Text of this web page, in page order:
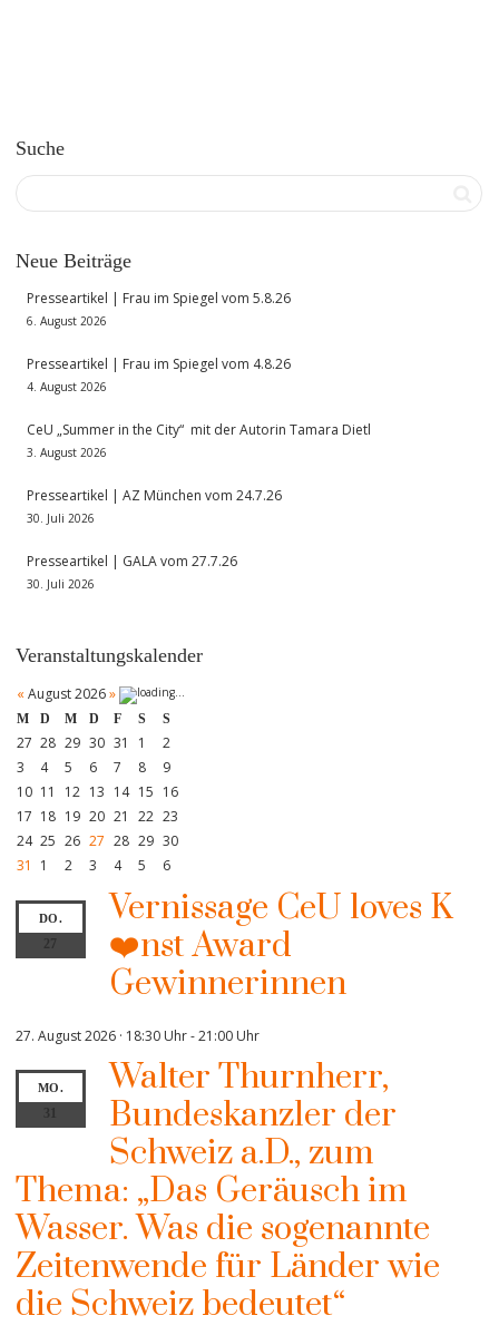
Suche
Neue Beiträge
Presseartikel | Frau im Spiegel vom 5.8.26
6. August 2026
Presseartikel | Frau im Spiegel vom 4.8.26
4. August 2026
CeU „Summer in the City“ mit der Autorin Tamara Dietl
3. August 2026
Presseartikel | AZ München vom 24.7.26
30. Juli 2026
Presseartikel | GALA vom 27.7.26
30. Juli 2026
Veranstaltungskalender
« August 2026»
M D M D F S S
27 28 29 30 31 1
2
3
4 5 6 7 8
9
10 11 12 13 14 15 16
17 18 19 20 21 22 23
24 25 26 27 28 29 30
31
1 2 3 4 5 6
DO.
27
Vernissage CeU loves K
❤️nst Award
Gewinnerinnen
27. August 2026 · 18:30 Uhr-21:00 Uhr
MO.
Walter Thurnherr,
Bundeskanzler der
Schweiz a.D., zum
Thema: „Das Geräusch im
Wasser. Was die sogenannte
Zeitenwende für Länder wie
die Schweiz bedeutet“